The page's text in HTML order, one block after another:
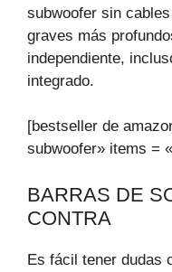
subwoofer sin
graves más
independiente,
integrado.
[bestseller de
subwoofer» items =
BARRAS DE
CONTRA
Es fácil tener dudas